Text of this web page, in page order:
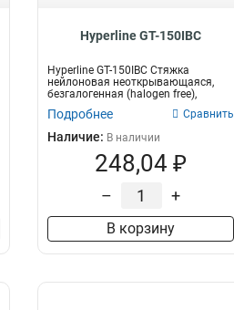
Hyperline GT-150IBC
Hyperline GT-150IBC Стяжка
нейлоновая неоткрывающаяся,
безгалогенная (halogen free),
150x3.6мм,...
Подробнее Сравнить
Наличие: В наличии
248,04 ₽
– +
В корзину